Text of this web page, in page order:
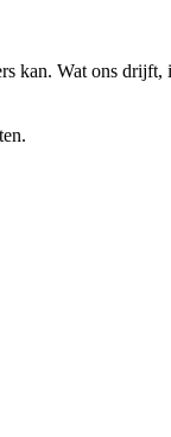
kan. Wat ons drijft,